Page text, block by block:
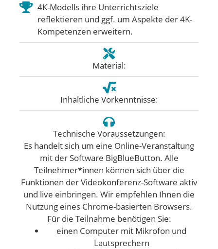
4K-Modells ihre Unterrichtsziele
reflektieren und ggf. um Aspekte der 4K-
Kompetenzen erweitern.
Material:
Inhaltliche Vorkenntnisse:
Technische Voraussetzungen:
Es handelt sich um eine Online-Veranstaltung
mit der Software BigBlueButton. Alle
Teilnehmer*innen können sich über die
Funktionen der Videokonferenz-Software aktiv
und live einbringen. Wir empfehlen Ihnen die
Nutzung eines Chrome-basierten Browsers.
Für die Teilnahme benötigen Sie:
einen Computer mit Mikrofon und
Lautsprechern